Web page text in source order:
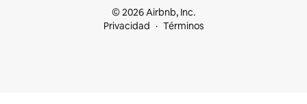
© 2026 Airbnb, Inc.
Privacidad
Términos